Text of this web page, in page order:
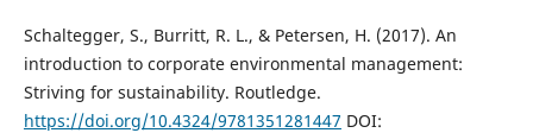
Schaltegger, S., Burritt, R. L., & Petersen, H. (2017). An
introduction to corporate environmental management:
Striving for sustainability. Routledge.
https://doi.org/10.4324/9781351281447 DOI: